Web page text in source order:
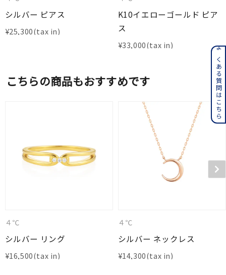
シルバー ピアス
¥25,300
K10イエローゴールド ピア
ス
¥33,000
こちらの商品もおすすめです
４℃
シルバー リング
¥16,500
４℃
シルバー ネックレス
¥14,300
よくある質問はこちら